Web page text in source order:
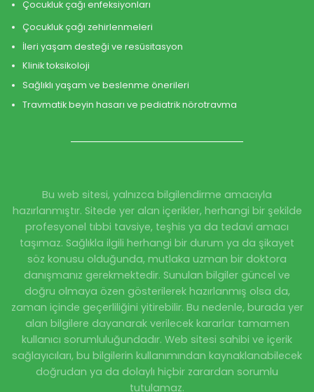
Çocukluk çağı enfeksiyonları
Çocukluk çağı zehirlenmeleri
İleri yaşam desteği ve resüsitasyon
Klinik toksikoloji
Sağlıklı yaşam ve beslenme önerileri
Travmatik beyin hasarı ve pediatrik nörotravma
Bu web sitesi, yalnızca bilgilendirme amacıyla
hazırlanmıştır. Sitede yer alan içerikler, herhangi bir şekilde
profesyonel tıbbi tavsiye, teşhis ya da tedavi amacı
taşımaz. Sağlıkla ilgili herhangi bir durum ya da şikayet
söz konusu olduğunda, mutlaka uzman bir doktora
danışmanız gerekmektedir. Sunulan bilgiler güncel ve
doğru olmaya özen gösterilerek hazırlanmış olsa da,
zaman içinde geçerliliğini yitirebilir. Bu nedenle, burada yer
alan bilgilere dayanarak verilecek kararlar tamamen
kullanıcı sorumluluğundadır. Web sitesi sahibi ve içerik
sağlayıcıları, bu bilgilerin kullanımından kaynaklanabilecek
doğrudan ya da dolaylı hiçbir zarardan sorumlu
tutulamaz.